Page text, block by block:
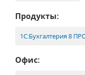
Продукты:
1С:Бухгалтерия 8
Офис: